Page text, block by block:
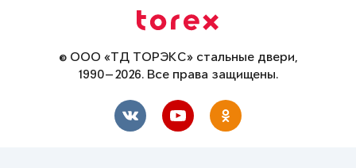
© ООО «ТД ТОРЭКС» стальные двери,
1990—2026. Все права защищены.